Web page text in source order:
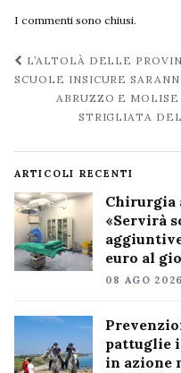
I commenti sono chiusi.
Navigazione
post
L’ALTOLÀ DELLE
SCUOLE INSICURE
ABRUZZO E
STRIGLIATA
ARTICOLI RECENTI
Chirurgia
«Servirà
euro al
08 AGO 2026
pattuglie
in azione